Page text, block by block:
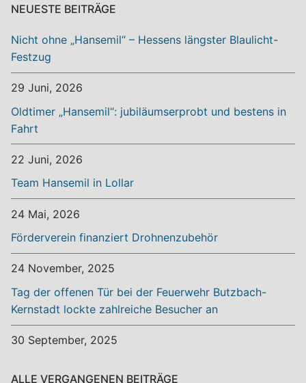
NEUESTE BEITRÄGE
Nicht ohne „Hansemil“ – Hessens längster Blaulicht-
Festzug
29 Juni, 2026
Oldtimer „Hansemil“: jubiläumserprobt und bestens in
Fahrt
22 Juni, 2026
Team Hansemil in Lollar
24 Mai, 2026
Förderverein finanziert Drohnenzubehör
24 November, 2025
Tag der offenen Tür bei der Feuerwehr Butzbach-
Kernstadt lockte zahlreiche Besucher an
30 September, 2025
ALLE VERGANGENEN BEITRÄGE